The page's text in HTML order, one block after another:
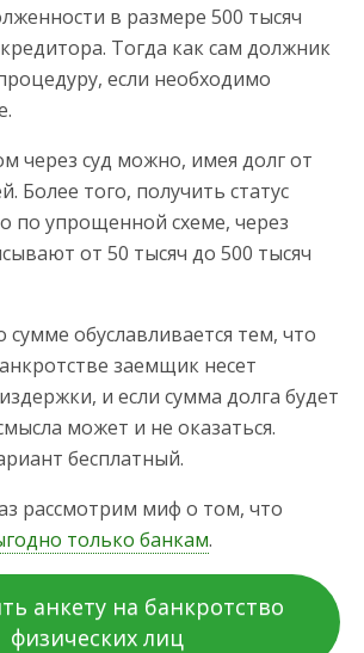
в размере 500 тысяч
Тогда как сам должник
если необходимо
через суд можно, имея долг от
Более того, получить статус
по упрощенной схеме, через
от 50 тысяч до 500 тысяч
обуславливается тем, что
заемщик несет
и если сумма долга будет
может и не оказаться.
бесплатный.
рассмотрим миф о том, что
только банкам.
анкету на банкротство
физических лиц